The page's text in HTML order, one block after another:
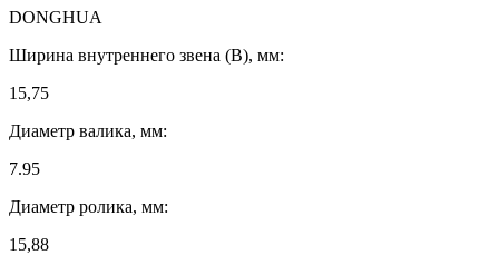
DONGHUA
Ширина внутреннего звена (B), мм:
15,75
Диаметр валика, мм:
7.95
Диаметр ролика, мм:
15,88